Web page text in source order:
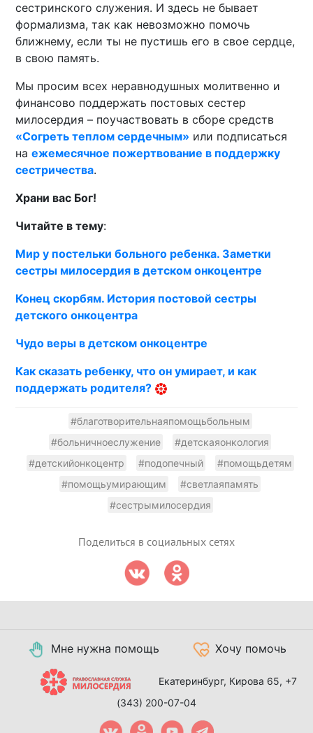
сестринского служения. И здесь не бывает
формализма, так как невозможно помочь
ближнему, если ты не пустишь его в свое сердце,
в свою память.
Мы просим всех неравнодушных молитвенно и
финансово поддержать постовых сестер
милосердия – поучаствовать в сборе средств
«Согреть теплом сердечным» или подписаться
наежемесячное пожертвование в поддержку
сестричества.
Храни вас Бог!
Читайте в тему:
Мир у постельки больного ребенка. Заметки
сестры милосердия в детском онкоцентре
Конец скорбям. История постовой сестры
детского онкоцентра
Чудо веры в детском онкоцентре
Как сказать ребенку, что он умирает, и как
поддержать родителя?
#благотворительнаяпомощьбольным
#больничноеслужение
#детскаяонкология
#детскийонкоцентр
#подопечный
#помощьдетям
#помощьумирающим
#светлаяпамять
#сестрымилосердия
Поделиться в социальных сетях
Мне нужна помощь Хочу помочь
Екатеринбург, Кирова 65, +7
(343) 200-07-04